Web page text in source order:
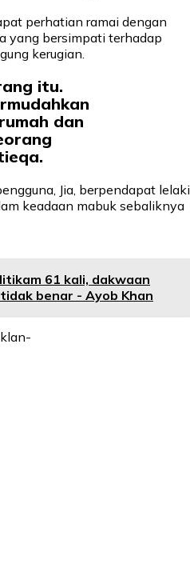
perhatian ramai dengan
yang bersimpati terhadap
kerugian.
itu.
dan
Jia, berpendapat lelaki
keadaan mabuk sebaliknya
61 kali, dakwaan
benar - Ayob Khan